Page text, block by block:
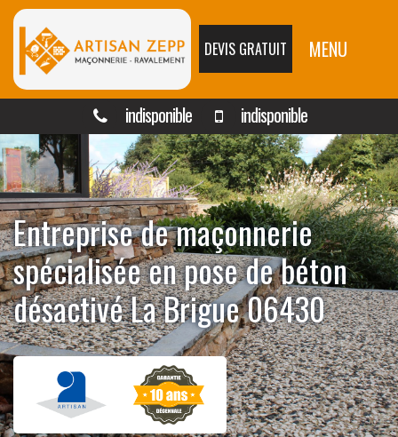
DEVIS GRATUIT MENU
indisponible indisponible
Entreprise de maçonnerie
spécialisée en pose de béton
désactivé La Brigue 06430